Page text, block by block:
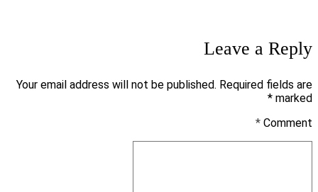
Leave a Reply
Your email address will not be published. Required fields are
marked *
Comment
*